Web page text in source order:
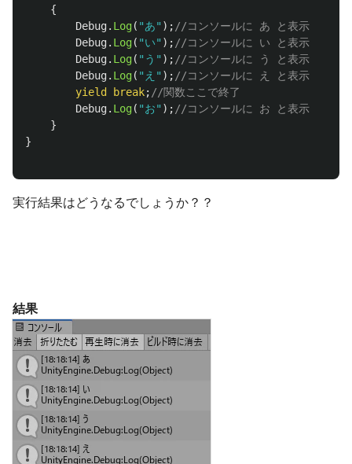
{
Debug. Log( "あ" ); //コンソールに あ と表示
Debug. Log( "い" ); //コンソールに い と表示
Debug. Log( "う" ); //コンソールに う と表示
Debug. Log( "え" ); //コンソールに え と表示
yield
break; //関数ここで終了
Debug. Log( "お" ); //コンソールに お と表示
}
}
実行結果はどうなるでしょうか？？
結果